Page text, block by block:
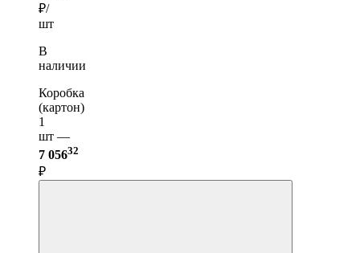
₽/
шт
В
наличии
Коробка
(картон)
1
шт —
7 05632
₽